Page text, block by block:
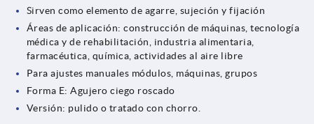
Sirven como elemento de agarre, sujeción y fijación
Áreas de aplicación: construcción de máquinas, tecnología
médica y de rehabilitación, industria alimentaria,
farmacéutica, química, actividades al aire libre
Para ajustes manuales módulos, máquinas, grupos
Forma E: Agujero ciego roscado
Versión: pulido o tratado con chorro.